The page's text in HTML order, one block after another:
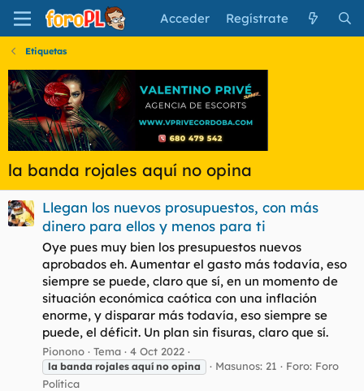
Acceder Regístrate
Etiquetas
la banda rojales aquí no opina
Llegan los nuevos prosupuestos, con más
dinero para ellos y menos para ti
Oye pues muy bien los presupuestos nuevos
aprobados eh. Aumentar el gasto más todavía, eso
siempre se puede, claro que sí, en un momento de
situación económica caótica con una inflación
enorme, y disparar más todavía, eso siempre se
puede, el déficit. Un plan sin fisuras, claro que sí.
Pionono Tema 4 Oct 2022
la banda rojales aquí no opina Masunos: 21 Foro: Foro
Política